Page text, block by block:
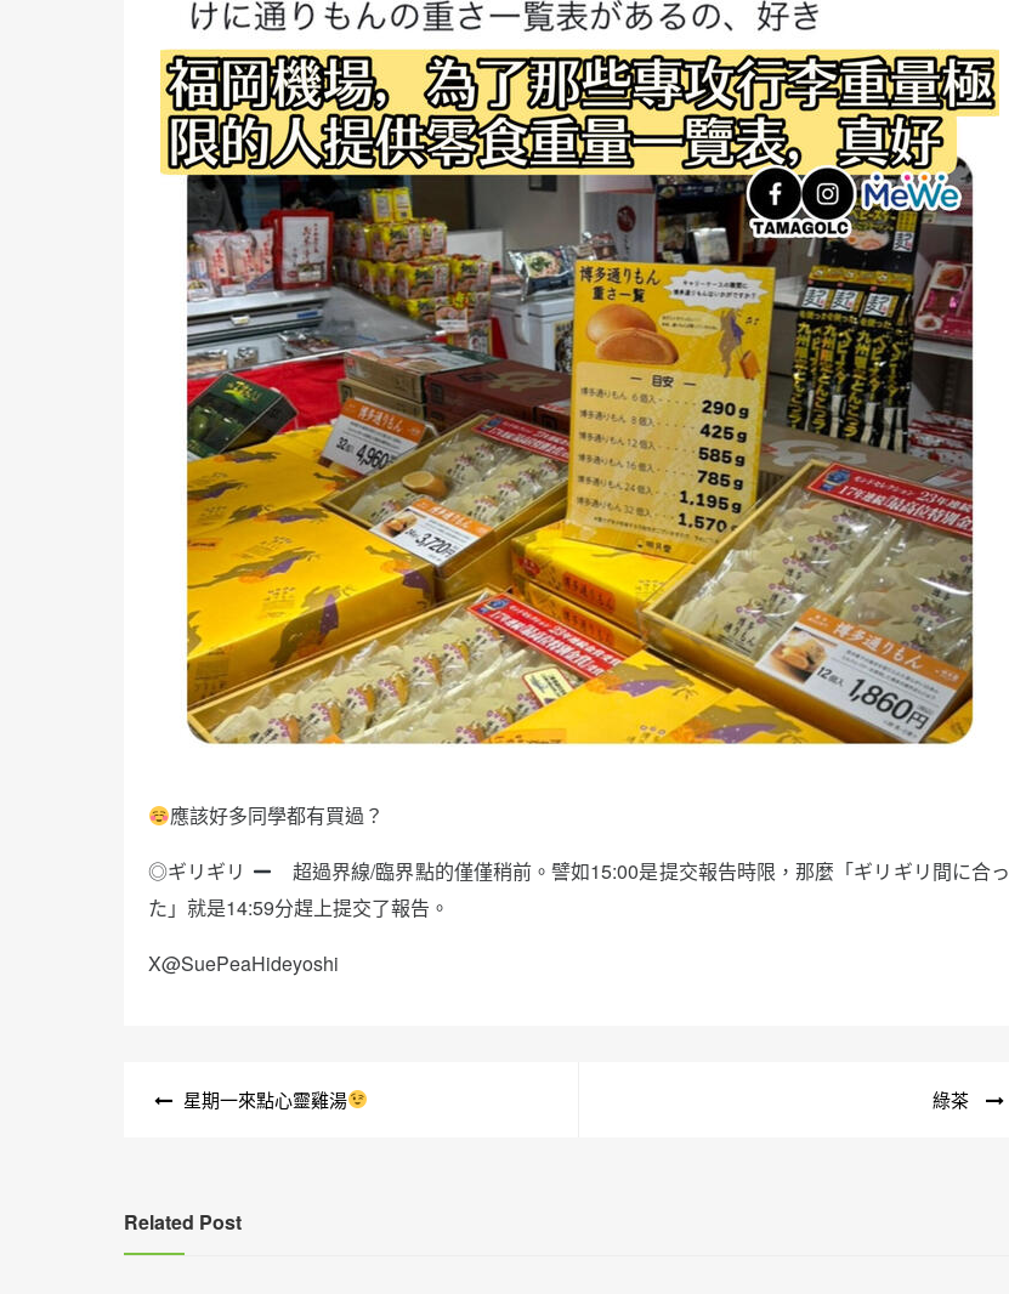
應該好多同學都有買過？
◎ギリギリ
超過界線/臨界點的僅僅稍前。譬如15:00是提交報告時限，那麼「ギリギリ間に合っ
た」就是14:59分趕上提交了報告。
X@SuePeaHideyoshi
星期一來點心靈雞湯 綠茶
Related Post